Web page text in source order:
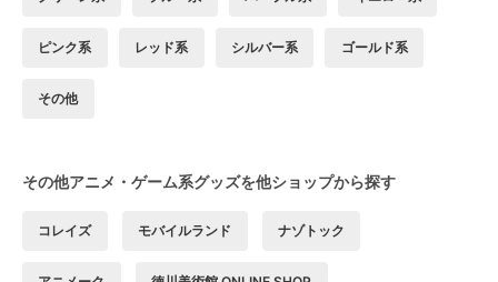
ピンク系 レッド系 シルバー系 ゴールド系
その他
その他アニメ・ゲーム系グッズを他ショップから探す
コレイズ モバイルランド ナゾトック